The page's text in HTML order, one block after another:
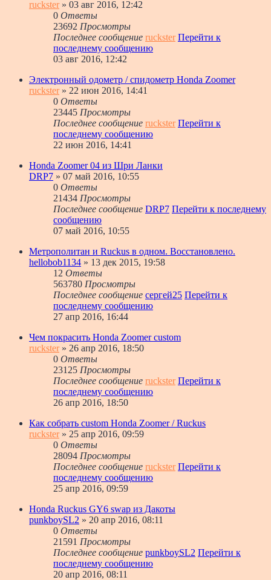
ruckster» 03 авг 2016, 12:42
0 Ответы
23692 Просмотры
Последнее сообщение ruckster Перейти к
последнему сообщению
03 авг 2016, 12:42
Электронный одометр / спидометр Honda Zoomer
ruckster» 22 июн 2016, 14:41
0 Ответы
23445 Просмотры
Последнее сообщение ruckster Перейти к
последнему сообщению
22 июн 2016, 14:41
Honda Zoomer 04 из Шри Ланки
DRP7 » 07 май 2016, 10:55
0 Ответы
21434 Просмотры
Последнее сообщение DRP7 Перейти к последнему
сообщению
07 май 2016, 10:55
Метрополитан и Ruckus в одном. Восстановлено.
hellobob1134 » 13 дек 2015, 19:58
12 Ответы
563780 Просмотры
Последнее сообщение сергей25 Перейти к
последнему сообщению
27 апр 2016, 16:44
Чем покрасить Honda Zoomer custom
ruckster» 26 апр 2016, 18:50
0 Ответы
23125 Просмотры
Последнее сообщение ruckster Перейти к
последнему сообщению
26 апр 2016, 18:50
Как собрать custom Honda Zoomer / Ruckus
ruckster» 25 апр 2016, 09:59
0 Ответы
28094 Просмотры
Последнее сообщение ruckster Перейти к
последнему сообщению
25 апр 2016, 09:59
Honda Ruckus GY6 swap из Дакоты
punkboySL2 » 20 апр 2016, 08:11
0 Ответы
21591 Просмотры
Последнее сообщение punkboySL2 Перейти к
последнему сообщению
20 апр 2016, 08:11